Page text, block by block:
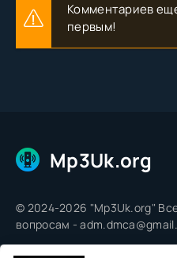
Комментариев
первым!
Mp3Uk.org
© 2024-2026 "Mp3Uk.org"
вопросам -